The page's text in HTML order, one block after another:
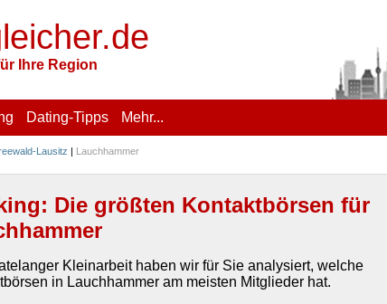
Ihre Region
Dating-Tipps Mehr...
Lausitz | Lauchhammer
Die größten Kontaktbörsen für
Kleinarbeit haben wir für Sie analysiert, welche
in Lauchhammer am meisten Mitglieder hat.